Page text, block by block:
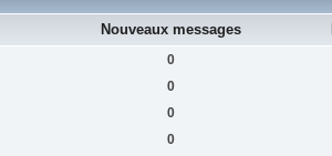
Nouveaux messages
0
0
0
0